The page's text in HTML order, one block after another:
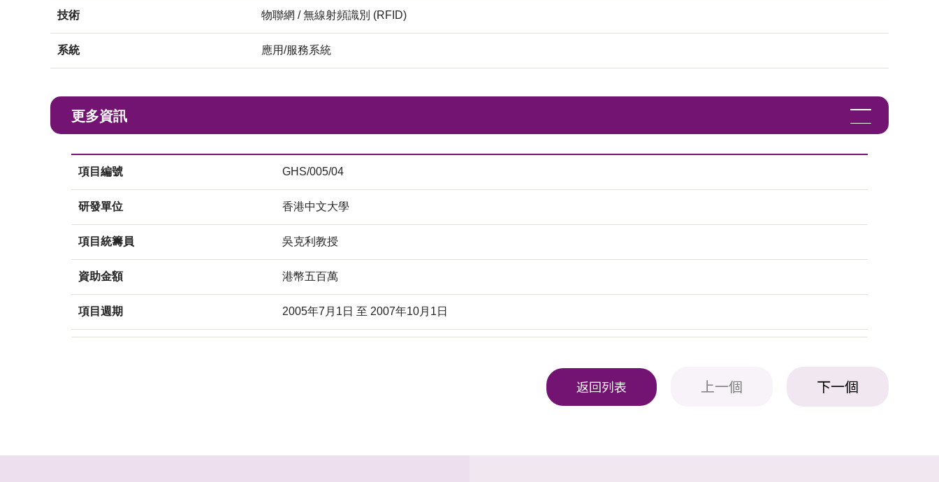
技術 物聯網 / 無線射頻識別 (RFID)
系統 應用/服務系統
更多資訊
項目編號 GHS/005/04
研發單位 香港中文大學
項目統籌員 吳克利教授
資助金額 港幣五百萬
項目週期 2005年7月1日 至 2007年10月1日
返回列表 上一個 下一個